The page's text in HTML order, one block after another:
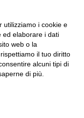
Gruppo Spaggiari
Social Media
utilizziamo i cookie e
ed elaborare i dati
web o la
il tuo diritto
alcuni tipi di
di più.